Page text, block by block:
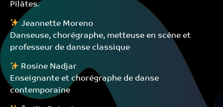
Pilâtes.
Jeannette Moreno
Danseuse, chorégraphe, metteuse en scène et
professeur de danse classique
Rosine Nadjar
Enseignante et chorégraphe de danse
contemporaine